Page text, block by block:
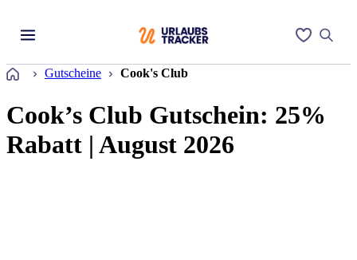
Startseite
Gutscheine Cook's Club
Cook’s Club Gutschein: 25%
Rabatt | August 2026